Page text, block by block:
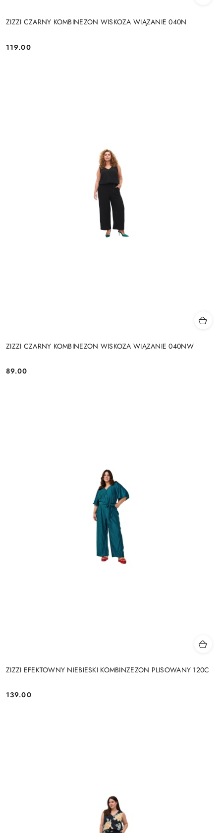
ZIZZI CZARNY KOMBINEZON WISKOZA WIĄZANIE 040N
Cena:
119.00
ZIZZI CZARNY KOMBINEZON WISKOZA WIĄZANIE 040NW
Cena:
89.00
ZIZZI EFEKTOWNY NIEBIESKI KOMBINZEZON PLISOWANY 120C
Cena:
139.00